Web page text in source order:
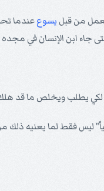
من قبل يسوععندما
جاء ابن الإنسان في
لكي يطلب ويخلص ما قد
ليس فقط لما يعنيه ذلك